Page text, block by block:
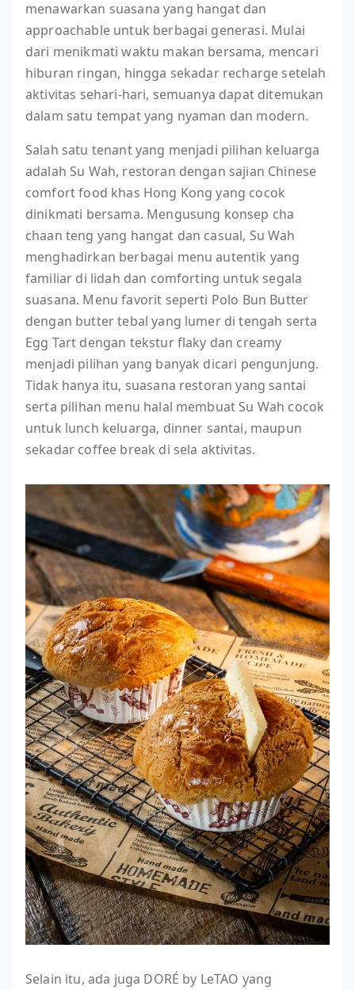
menawarkan suasana yang hangat dan
approachable untuk berbagai generasi. Mulai
dari menikmati waktu makan bersama, mencari
hiburan ringan, hingga sekadar recharge setelah
aktivitas sehari-hari, semuanya dapat ditemukan
dalam satu tempat yang nyaman dan modern.
Salah satu tenant yang menjadi pilihan keluarga
adalah Su Wah, restoran dengan sajian Chinese
comfort food khas Hong Kong yang cocok
dinikmati bersama. Mengusung konsep cha
chaan teng yang hangat dan casual, Su Wah
menghadirkan berbagai menu autentik yang
familiar di lidah dan comforting untuk segala
suasana. Menu favorit seperti Polo Bun Butter
dengan butter tebal yang lumer di tengah serta
Egg Tart dengan tekstur flaky dan creamy
menjadi pilihan yang banyak dicari pengunjung.
Tidak hanya itu, suasana restoran yang santai
serta pilihan menu halal membuat Su Wah cocok
untuk lunch keluarga, dinner santai, maupun
sekadar coffee break di sela aktivitas.
Selain itu, ada juga DORÉ by LeTAO yang